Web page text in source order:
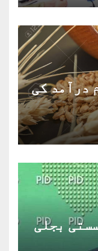
گندم درآمد کی
بجلی